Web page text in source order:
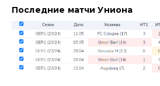
Последние матчи Униона